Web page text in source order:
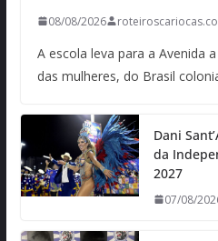
08/08/2026
A escola leva para a Avenida
das mulheres, do Brasil
Dani
da
2027
07/08/